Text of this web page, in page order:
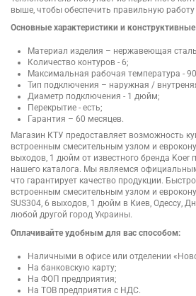
выше, чтобы обеспечить правильную работу
Основные характеристики и
Материал изделия – нержавеющая
Количество контуров - 6;
Максимальная рабочая температура -
Тип подключения – наружная /
Диаметр подключения - 1 дюйм;
Перекрытие - есть;
Гарантия – 60 месяцев.
Магазин КТУ предоставляет возможность
встроенным смесительным узлом и
выходов, 1 дюйм от известного бренда Koer
нашего каталога. Мы являемся
что гарантирует качество продукции.
встроенным смесительным узлом и
SUS304, 6 выходов, 1 дюйм в Киев, Одессу,
любой другой город Украины.
Оплачивайте удобным для вас способом:
Наличными в офисе или отделении
На банковскую карту;
На ФОП предприятия;
На ТОВ предприятия с НДС.